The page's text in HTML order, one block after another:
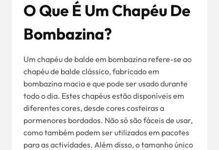
O Que É Um Chapéu De
Bombazina?
Um chapéu de balde em bombazina refere-se ao
chapéu de balde clássico, fabricado em
bombazina macia e que pode ser usado durante
todo o dia. Estes chapéus estão disponíveis em
diferentes cores, desde cores costeiras a
pormenores bordados. Não só são fáceis de usar,
como também podem ser utilizados em pacotes
para as actividades. Além disso, o tamanho único